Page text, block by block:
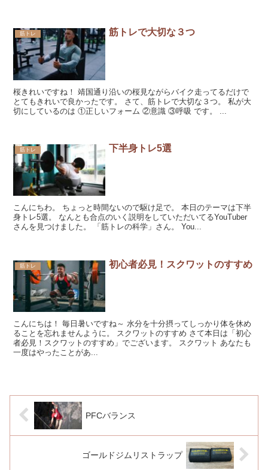
筋トレ 筋トレで大切な３つ
桜きれいですね！ 靖国通り沿いの桜見ながらバイク走ってるだけで
とてもきれいで良かったです。 さて、筋トレで大切な３つ。 私が大
切にしているのは ①正しいフォーム ②意識 ③呼吸 です。 ...
筋トレ 下半身トレ5選
こんにちわ。 ちょっと時間ないので駆け足で。 本日のテーマは下半
身トレ5選。 なんとも合点のいく説明をしていただいてるYouTuber
さんを見つけました。 「筋トレの科学」さん。 You...
筋トレ 初心者必見！スクワットのすすめ
こんにちは！ 毎日暑いですね～ 水分を十分摂ってしっかり体を休め
ることを忘れませんように。 スクワットのすすめ さて本日は「初心
者必見！スクワットのすすめ」でございます。 スクワット あなたも
一度はやったことがあ...
PFCバランス
ゴールドジムリストラップ